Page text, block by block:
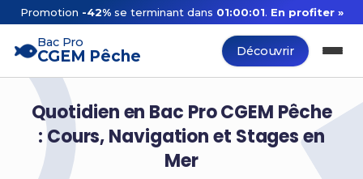
Promotion -42%se terminant dans 01:00:00.En profiter »
Bac Pro
CGEM Pêche Découvrir
Quotidien en Bac Pro CGEM Pêche
: Cours, Navigation et Stages en
Mer